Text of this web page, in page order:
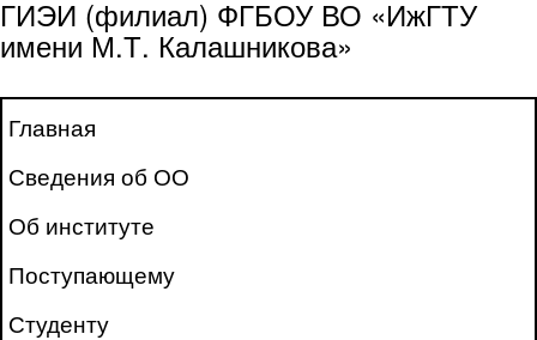
ГИЭИ (филиал) ФГБОУ ВО «ИжГТУ
имени М.Т. Калашникова»
Главная
Сведения об ОО
Об институте
Поступающему
Студенту